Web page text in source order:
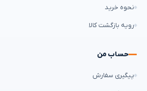
نحوه خرید
رویه بازگشت کالا
حساب من
پیگیری سفارش